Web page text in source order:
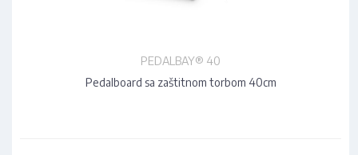
PEDALBAY® 40
Pedalboard sa zaštitnom torbom 40cm